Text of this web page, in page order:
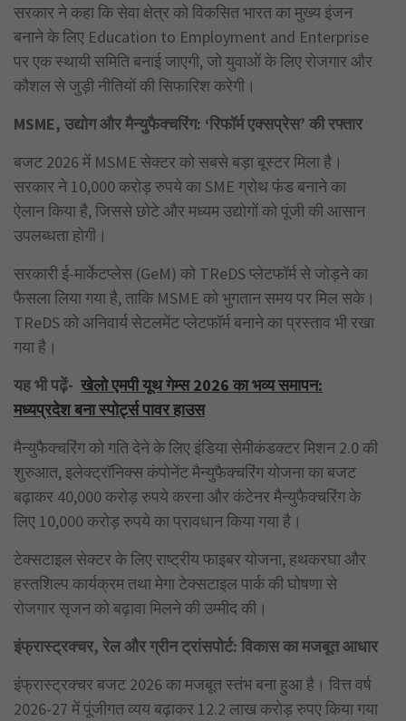
सरकार ने कहा कि सेवा क्षेत्र को विकसित भारत का मुख्य इंजन
बनाने के लिए Education to Employment and Enterprise
पर एक स्थायी समिति बनाई जाएगी, जो युवाओं के लिए रोजगार और
कौशल से जुड़ी नीतियों की सिफारिश करेगी।
MSME, उद्योग और मैन्युफैक्चरिंग: ‘रिफॉर्म एक्सप्रेस’ की रफ्तार
बजट 2026 में MSME सेक्टर को सबसे बड़ा बूस्टर मिला है।
सरकार ने 10,000 करोड़ रुपये का SME ग्रोथ फंड बनाने का
ऐलान किया है, जिससे छोटे और मध्यम उद्योगों को पूंजी की आसान
उपलब्धता होगी।
सरकारी ई-मार्केटप्लेस (GeM) को TReDS प्लेटफॉर्म से जोड़ने का
फैसला लिया गया है, ताकि MSME को भुगतान समय पर मिल सके।
TReDS को अनिवार्य सेटलमेंट प्लेटफॉर्म बनाने का प्रस्ताव भी रखा
गया है।
यह भी पढ़ें- खेलो एमपी यूथ गेम्स 2026 का भव्य समापन:
मध्यप्रदेश बना स्पोर्ट्स पावर हाउस
मैन्युफैक्चरिंग को गति देने के लिए इंडिया सेमीकंडक्टर मिशन 2.0 की
शुरुआत, इलेक्ट्रॉनिक्स कंपोनेंट मैन्युफैक्चरिंग योजना का बजट
बढ़ाकर 40,000 करोड़ रुपये करना और कंटेनर मैन्युफैक्चरिंग के
लिए 10,000 करोड़ रुपये का प्रावधान किया गया है।
टेक्सटाइल सेक्टर के लिए राष्ट्रीय फाइबर योजना, हथकरघा और
हस्तशिल्प कार्यक्रम तथा मेगा टेक्सटाइल पार्क की घोषणा से
रोजगार सृजन को बढ़ावा मिलने की उम्मीद की।
इंफ्रास्ट्रक्चर, रेल और ग्रीन ट्रांसपोर्ट: विकास का मजबूत आधार
इंफ्रास्ट्रक्चर बजट 2026 का मजबूत स्तंभ बना हुआ है। वित्त वर्ष
2026-27 में पूंजीगत व्यय बढ़ाकर 12.2 लाख करोड़ रुपए किया गया